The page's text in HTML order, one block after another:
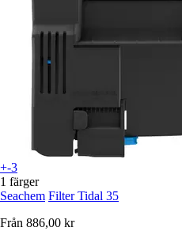
+-3
1 färger
Seachem Filter Tidal 35
Från 886,00 kr